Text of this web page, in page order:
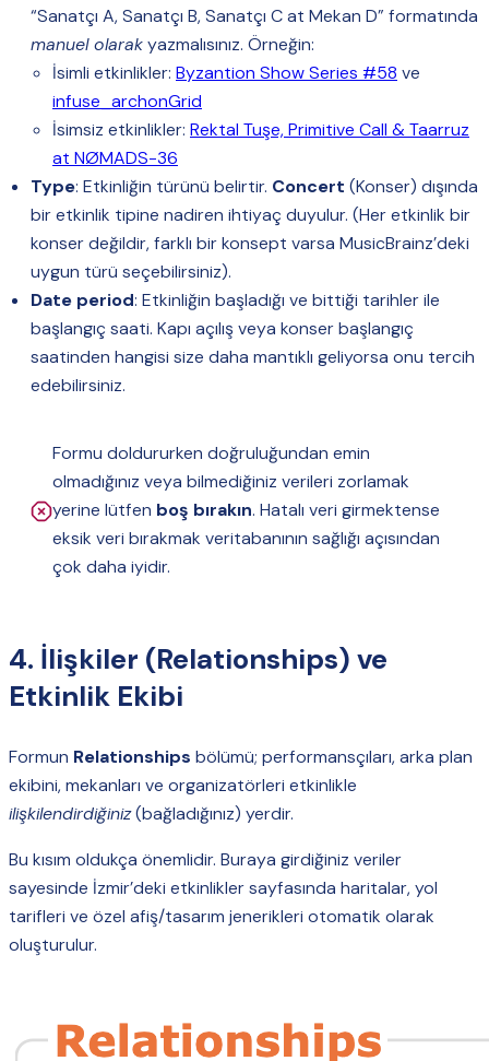
“Sanatçı A, Sanatçı B, Sanatçı C at Mekan D” formatında
manuel olarakyazmalısınız. Örneğin:
İsimli etkinlikler: Byzantion Show Series #58 ve
infuse_archonGrid
İsimsiz etkinlikler: Rektal Tuşe, Primitive Call & Taarruz
at NØMADS-36
Type: Etkinliğin türünü belirtir. Concert (Konser) dışında
bir etkinlik tipine nadiren ihtiyaç duyulur. (Her etkinlik bir
konser değildir, farklı bir konsept varsa MusicBrainz’deki
uygun türü seçebilirsiniz).
Date period: Etkinliğin başladığı ve bittiği tarihler ile
başlangıç saati. Kapı açılış veya konser başlangıç
saatinden hangisi size daha mantıklı geliyorsa onu tercih
edebilirsiniz.
Formu doldururken doğruluğundan emin
olmadığınız veya bilmediğiniz verileri zorlamak
yerine lütfen boş bırakın. Hatalı veri girmektense
eksik veri bırakmak veritabanının sağlığı açısından
çok daha iyidir.
4. İlişkiler (Relationships) ve
Etkinlik Ekibi
Formun Relationships bölümü; performansçıları, arka plan
ekibini, mekanları ve organizatörleri etkinlikle
ilişkilendirdiğiniz(bağladığınız) yerdir.
Bu kısım oldukça önemlidir. Buraya girdiğiniz veriler
sayesinde İzmir’deki etkinlikler sayfasında haritalar, yol
tarifleri ve özel afiş/tasarım jenerikleri otomatik olarak
oluşturulur.